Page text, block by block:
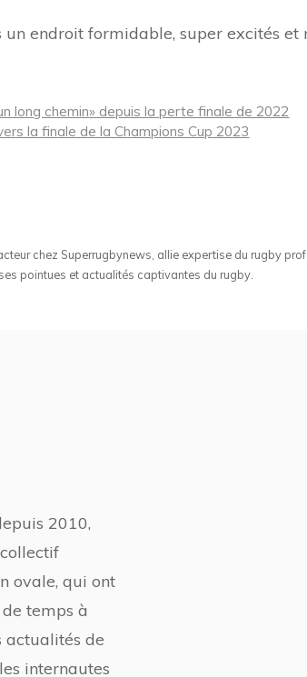
un endroit formidable, super excités et
long chemin» depuis la perte finale de 2022
la finale de la Champions Cup 2023
chez Superrugbynews, allie expertise du rugby
pointues et actualités captivantes du rugby.
2010,
ovale, qui ont
temps à
actualités de
internautes